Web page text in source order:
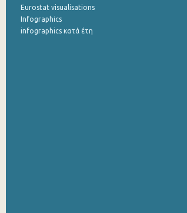
Ιουλίου 2022
Ιουνίου 2022
Eurostat visualisations
Infographics
infographics κατά έτη